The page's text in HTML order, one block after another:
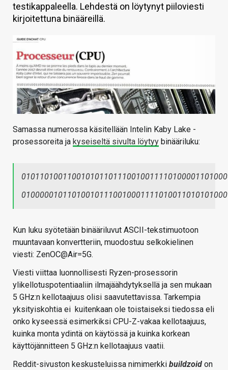
HINTA.FI
VAIHDA TEEMA
HAKU
testikappaleella. Lehdestä on löytynyt piiloviesti
kirjoitettuna binääreillä.
Samassa numerossa käsitellään Intelin Kaby Lake -
prosessoreita ja kyseiseltä sivulta löytyy binääriluku:
Kun luku syötetään binääriluvut ASCII-tekstimuotoon
muuntavaan konvertteriin, muodostuu selkokielinen
viesti: ZenOC@Air=5G.
Viesti viittaa luonnollisesti Ryzen-prosessorin
ylikellotuspotentiaaliin ilmajäähdytyksellä ja sen mukaan
5 GHz:n kellotaajuus olisi saavutettavissa. Tarkempia
yksityiskohtia ei kuitenkaan ole toistaiseksi tiedossa eli
onko kyseessä esimerkiksi CPU-Z-vakaa kellotaajuus,
kuinka monta ydintä on käytössä ja kuinka korkean
käyttöjännitteen 5 GHz:n kellotaajuus vaatii.
Reddit-sivuston keskusteluissa nimimerkki buildzoid on